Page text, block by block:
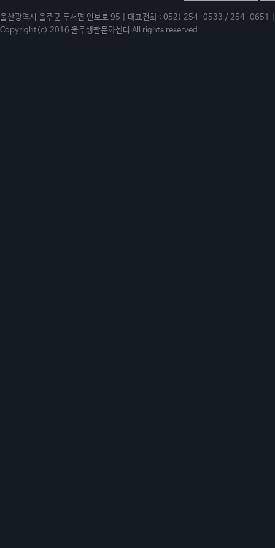
울산광역시 울주군 두서면 인보로 95 | 대표전화 : 052) 254-0533 / 254-
Copyright(c) 2016 울주생활문화센터 All rights reserved.